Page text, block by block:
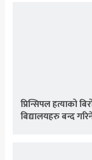
प्रिन्सिपल हत्याको
बिद्यालयहरु बन्द